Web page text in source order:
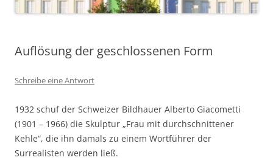
Auflösung der geschlossenen Form
Schreibe eine Antwort
1932 schuf der Schweizer Bildhauer Alberto Giacometti
(1901 – 1966) die Skulptur „Frau mit durchschnittener
Kehle“, die ihn damals zu einem Wortführer der
Surrealisten werden ließ.